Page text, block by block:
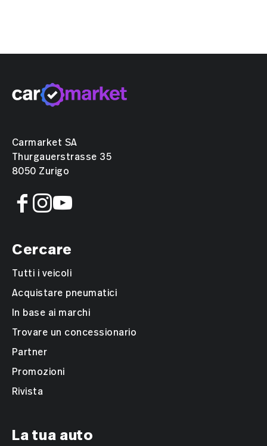
Carmarket SA
Thurgauerstrasse 35
8050 Zurigo
Cercare
Tutti i veicoli
Acquistare pneumatici
In base ai marchi
Trovare un concessionario
Partner
Promozioni
Rivista
La tua auto